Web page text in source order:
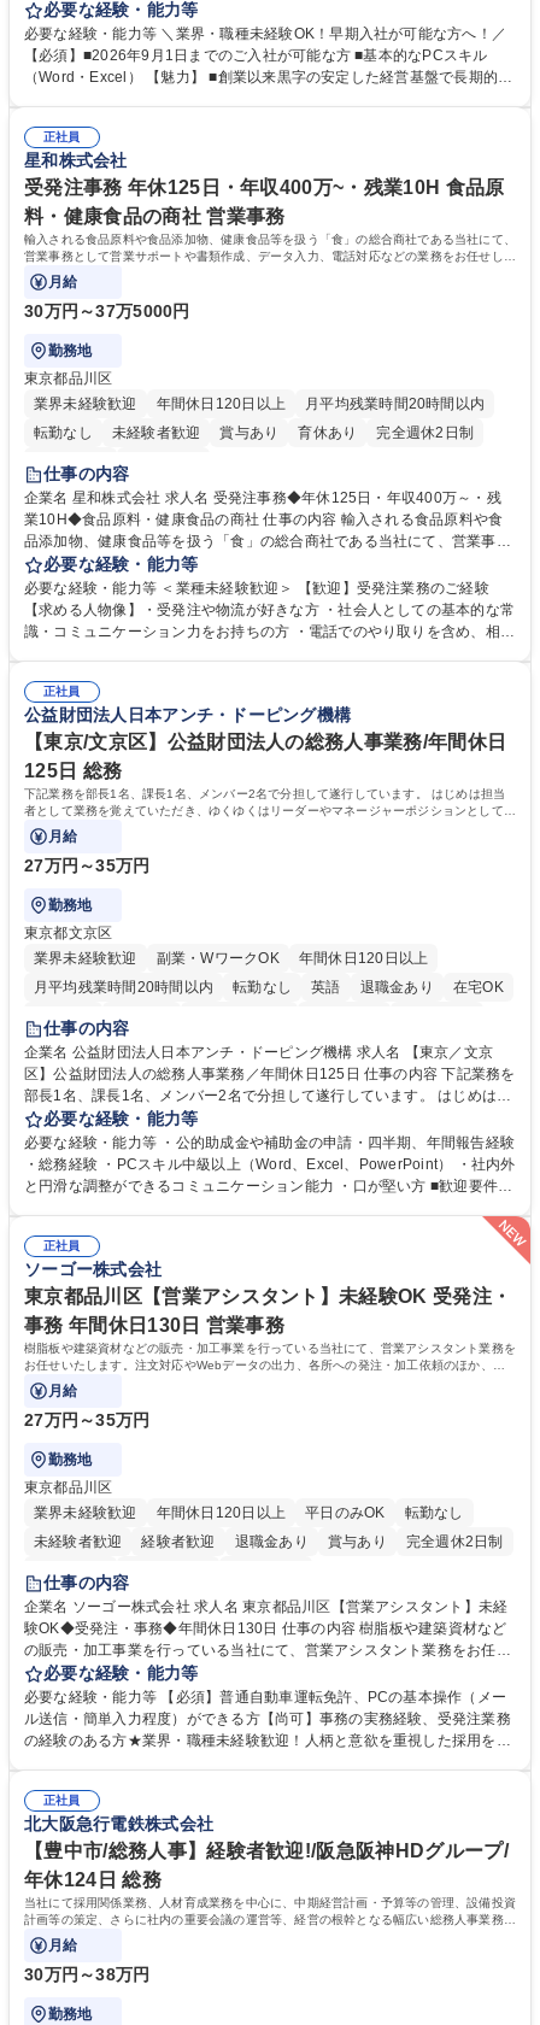
がほぼ発生せず、連続した日程の有給取得が可能なため、WLBを整えたい
方にお勧めの環境です！ 入社後はOJTを通じて丁寧に研修を行いますの
で、事務未経験の方でも安心して臨むことができます。 【業務詳細】■電
話・来客対応 ■物件の鍵や社内の備品管理 ■データ入力や書類作成 ■契約
必要な経験・能力等
必要な経験・能力等 ＼業界・職種未経験OK！早期入社が可能な方へ！／
【必須】■2026年9月1日までのご入社が可能な方 ■基本的なPCスキル
（Word・Excel） 【魅力】 ■創業以来黒字の安定した経営基盤で長期的に
のOJTで業務を習得可能、未経験でもしっかりサポート 学歴・資格 学
歴：大学院 大学 高専 短大 語学力： 資格：
正社員
星和株式会社
受発注事務 年休125日・年収400万~・残業10H 食品原
料・健康食品の商社 営業事務
輸入される食品原料や食品添加物、健康食品等を扱う「食」の総合商社である当社にて、
営業事務として営業サポートや書類作成、データ入力、電話対応などの業務をお任せしま
す。
月給
30万円～37万5000円
勤務地
東京都品川区
業界未経験歓迎
年間休日120日以上
月平均残業時間20時間以内
転勤なし
未経験者歓迎 賞与あり 育休あり
完全週休2日制
交通費支給
仕事の内容
企業名 星和株式会社 求人名 受発注事務◆年休125日・年収400万～・残
業10H◆食品原料・健康食品の商社 仕事の内容 輸入される食品原料や食
品添加物、健康食品等を扱う「食」の総合商社である当社にて、営業事務
として営業サポートや書類作成、データ入力、電話対応などの業務をお任
せします。 ・受注／出荷指示／売上管理／仕入管理／在庫管理／お客様や
倉庫と電話確認など、販売に関わる事務、営業サポートをお願いします。
・入社後は商品について覚えることから始め、先輩社員OJTと共に業務を
万～・残業10H◆食品原料・健康食品の商社
必要な経験・能力等
必要な経験・能力等 ＜業種未経験歓迎＞ 【歓迎】受発注業務のご経験
【求める人物像】・受発注や物流が好きな方 ・社会人としての基本的な常
識・コミュニケーション力をお持ちの方 ・電話でのやり取りを含め、相手
演算ができる方 ・業務ルールや指示を理解し、行動できる方 学歴・資格
学歴：大学院 大学 短大 語学力： 資格：
正社員
公益財団法人日本アンチ・ドーピング機構
【東京/文京区】公益財団法人の総務人事業務/年間休日
125日 総務
下記業務を部長1名、課長1名、メンバー2名で分担して遂行しています。 はじめは担当
者として業務を覚えていただき、ゆくゆくはリーダーやマネージャーポジションとして活
躍いただくことを期待しています。
月給
27万円～35万円
勤務地
東京都文京区
業界未経験歓迎
副業・WワークOK
年間休日120日以上
月平均残業時間20時間以内
転勤なし 英語 退職金あり
在宅OK
賞与あり
育休あり
食事補助あり
仕事の内容
企業名 公益財団法人日本アンチ・ドーピング機構 求人名 【東京／文京
区】公益財団法人の総務人事業務／年間休日125日 仕事の内容 下記業務を
部長1名、課長1名、メンバー2名で分担して遂行しています。 はじめは担
当者として業務を覚えていただき、ゆくゆくはリーダーやマネージャーポ
ジションとして活躍いただくことを期待しています。 【総務・人事グルー
プの業務内容】 ・人事制度関連 ・採用活動 ・教育研修の企画、実行 ・勤
怠管理 ・官公庁への各種提出 ・法定の会議運営（評議員会、理事会） ・
連 ・衛生管理 ・防災関連・公的助成金の管理・オフィス、ファシリティ
管理 ・福利厚生関連 ・職員からの問合せ、相談対応 ・その他日常の総務
業務全般 募集職種 【東京／文京区】公益財団法人の総務人事業務／年間
休日125日
必要な経験・能力等
必要な経験・能力等 ・公的助成金や補助金の申請・四半期、年間報告経験
・総務経験 ・PCスキル中級以上（Word、Excel、PowerPoint） ・社内外
と円滑な調整ができるコミュニケーション能力 ・口が堅い方 ■歓迎要件
正社員
ソーゴー株式会社
東京都品川区【営業アシスタント】未経験OK 受発注・
事務 年間休日130日 営業事務
樹脂板や建築資材などの販売・加工事業を行っている当社にて、営業アシスタント業務を
お任せいたします。注文対応やWebデータの出力、各所への発注・加工依頼のほか、電
話・メール対応等の事務業務を担当します。
月給
27万円～35万円
勤務地
東京都品川区
業界未経験歓迎
年間休日120日以上 平日のみOK
転勤なし
未経験者歓迎
経験者歓迎 退職金あり 賞与あり
完全週休2日制
交通費支給
仕事の内容
企業名 ソーゴー株式会社 求人名 東京都品川区【営業アシスタント】未経
験OK◆受発注・事務◆年間休日130日 仕事の内容 樹脂板や建築資材など
の販売・加工事業を行っている当社にて、営業アシスタント業務をお任せ
いたします。注文対応やWebデータの出力、各所への発注・加工依頼のほ
か、電話・メール対応等の事務業務を担当します。 ■受注・発注業務：FA
Xによる注文対応、Web発注データのプリントアウト、各仕入先・協力会
社への発注および加工依頼等 ■納品書・請求書の作成および発送手配 ■商
当社の指定する業務 募集職種 東京都品川区【営業アシスタント】未経験O
K◆受発注・事務◆年間休日130日
必要な経験・能力等
必要な経験・能力等 【必須】普通自動車運転免許、PCの基本操作（メー
ル送信・簡単入力程度）ができる方【尚可】事務の実務経験、受発注業務
の経験のある方★業界・職種未経験歓迎！人柄と意欲を重視した採用を行
変化に臨機応変かつ柔軟に対応できる方、約束を守り正確に作業を進めら
れる方を求めています。高度なPCスキルや関数知識は一切不要です。丁
寧な指導体制が整っているため、安心してお仕事をスタートしていただけ
ます。 学歴・資格 学歴：大学院 大学 高専 短大 専修学校 高校 語学力：
資格：
正社員
北大阪急行電鉄株式会社
【豊中市/総務人事】経験者歓迎!/阪急阪神HDグループ/
年休124日 総務
当社にて採用関係業務、人材育成業務を中心に、中期経営計画・予算等の管理、設備投資
計画等の策定、さらに社内の重要会議の運営等、経営の根幹となる幅広い総務人事業務全
般を担当していただきます。
月給
30万円～38万円
勤務地